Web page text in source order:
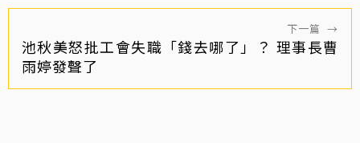
下一篇 →
池秋美怒批工會失職「錢去哪了」？ 理事長曹
雨婷發聲了